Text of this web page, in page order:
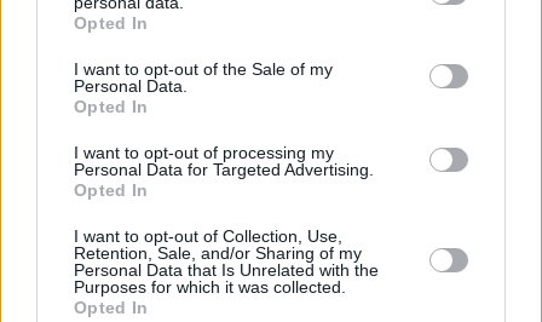
grant or deny consent to Google and its third-party tags to
use your data for below specified purposes in below Google
consent section.
Opted In
I want to opt-out of the Sale of my
Personal Data.
Opted In
I want to opt-out of processing my
Personal Data for Targeted Advertising.
Opted In
I want to opt-out of Collection, Use,
Retention, Sale, and/or Sharing of my
Personal Data that Is Unrelated with the
Purposes for which it was collected.
Opted In
27.07.2026, 06:00